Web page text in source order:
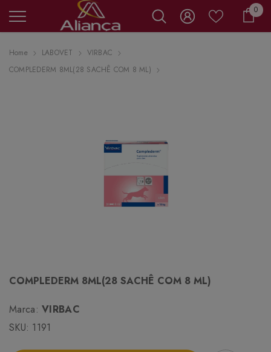
00
Home LABOVET
VIRBAC
COMPLEDERM 8ML(28 SACHÊ COM 8 ML)
COMPLEDERM 8ML(28 SACHÊ COM 8 ML)
Marca: VIRBAC
SKU: 1191